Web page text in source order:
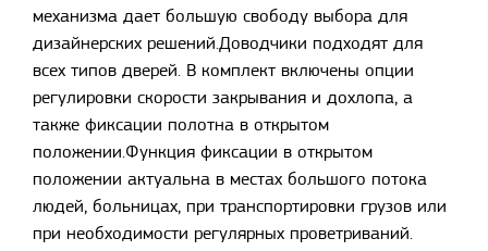
механизма дает большую свободу выбора для
дизайнерских решений.Доводчики подходят для
всех типов дверей. В комплект включены опции
регулировки скорости закрывания и дохлопа, а
также фиксации полотна в открытом
положении.Функция фиксации в открытом
положении актуальна в местах большого потока
людей, больницах, при транспортировки грузов или
при необходимости регулярных проветриваний.